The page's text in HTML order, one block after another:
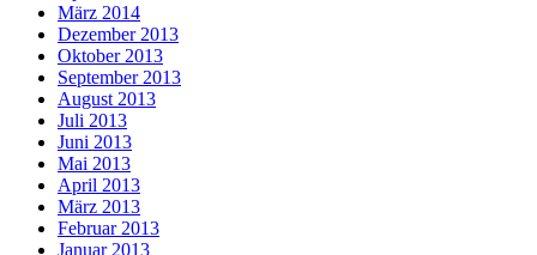
März 2014
Dezember 2013
Oktober 2013
September 2013
August 2013
Juli 2013
Juni 2013
Mai 2013
April 2013
März 2013
Februar 2013
Januar 2013